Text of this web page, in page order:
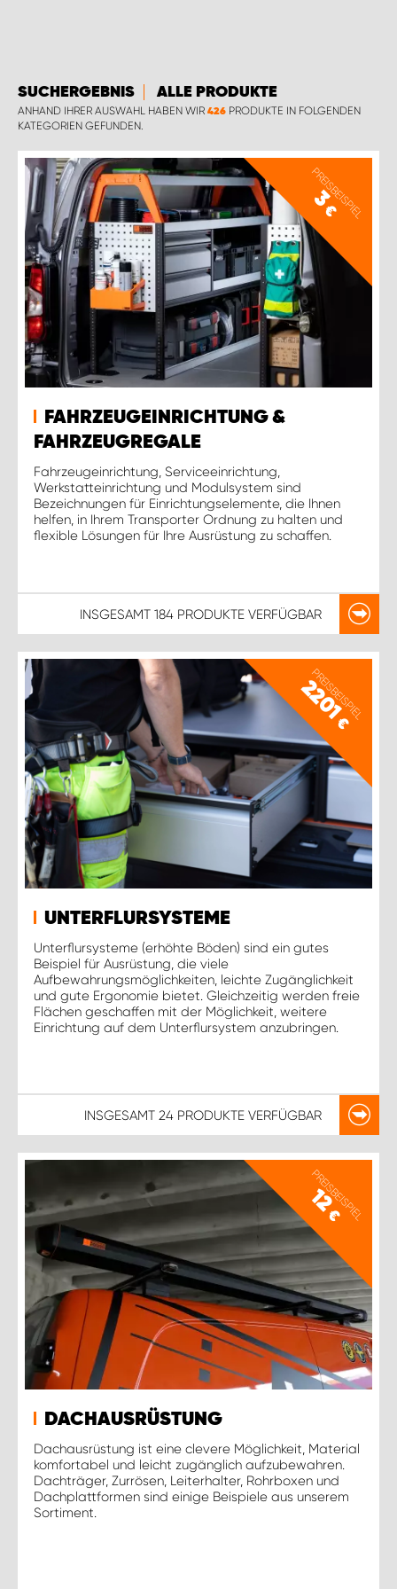
SUCHERGEBNIS ALLE PRODUKTE
ANHAND IHRER AUSWAHL HABEN WIR 426 PRODUKTE IN FOLGENDEN
KATEGORIEN GEFUNDEN.
PREISBEISPIEL
3
€
FAHRZEUGEINRICHTUNG &
FAHRZEUGREGALE
Fahrzeugeinrichtung, Serviceeinrichtung,
Werkstatteinrichtung und Modulsystem sind
Bezeichnungen für Einrichtungselemente, die Ihnen
helfen, in Ihrem Transporter Ordnung zu halten und
flexible Lösungen für Ihre Ausrüstung zu schaffen.
INSGESAMT 184 PRODUKTE VERFÜGBAR
PREISBEISPIEL
2201
€
UNTERFLURSYSTEME
Unterflursysteme (erhöhte Böden) sind ein gutes
Beispiel für Ausrüstung, die viele
Aufbewahrungsmöglichkeiten, leichte Zugänglichkeit
und gute Ergonomie bietet. Gleichzeitig werden freie
Flächen geschaffen mit der Möglichkeit, weitere
Einrichtung auf dem Unterflursystem anzubringen.
INSGESAMT 24 PRODUKTE VERFÜGBAR
PREISBEISPIEL
12
€
DACHAUSRÜSTUNG
Dachausrüstung ist eine clevere Möglichkeit, Material
komfortabel und leicht zugänglich aufzubewahren.
Dachträger, Zurrösen, Leiterhalter, Rohrboxen und
Dachplattformen sind einige Beispiele aus unserem
Sortiment.